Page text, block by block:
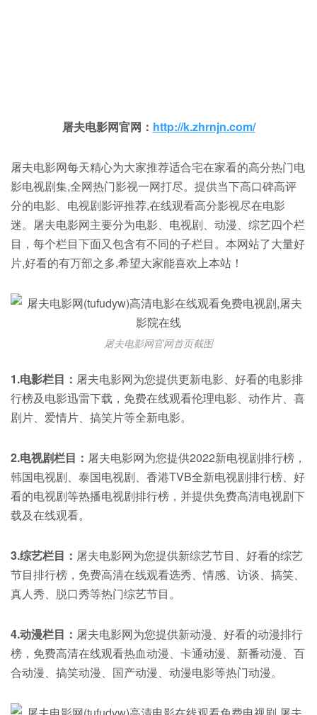
屠夫电影网官网： http://k.zhrnjn.com/
屠夫电影网每天精心为大家推荐适合宅在家看的高分热门电
影电视剧集,全网热门影视一网打尽。提供当下高口碑高评
分的电影、电视剧影评推荐,在线观看高分影视尽在电影
迷。屠夫电影网主要分为电影、电视剧、动漫、综艺四个栏
目，每个栏目下面又包含有不同的子栏目。本网站了大量好
片,好看的有万部之多,希望大家能喜欢上本站！
屠夫电影网官网首页截图
1.电影栏目： 屠夫电影网为您提供更新电影、好看的电影排
行榜及电影迅雷下载，免费在线观看伦理电影、动作片、喜
剧片、爱情片、搞笑片等全新电影。
2.电视剧栏目： 屠夫电影网为您提供2022新电视剧排行榜，
韩国电视剧、泰国电视剧、香港TVB全新电视剧排行榜、好
看的电视剧等热播电视剧排行榜，并提供免费高清电视剧下
载及在线观看。
3.综艺栏目： 屠夫电影网为您提供新综艺节目、好看的综艺
节目排行榜，免费高清在线观看选秀、情感、访谈、搞笑、
真人秀、脱口秀等热门综艺节目。
4.动漫栏目： 屠夫电影网为您提供新动漫、好看的动漫排行
榜，免费高清在线观看热血动漫、卡通动漫、新番动漫、百
合动漫、搞笑动漫、国产动漫、动漫电影等热门动漫。